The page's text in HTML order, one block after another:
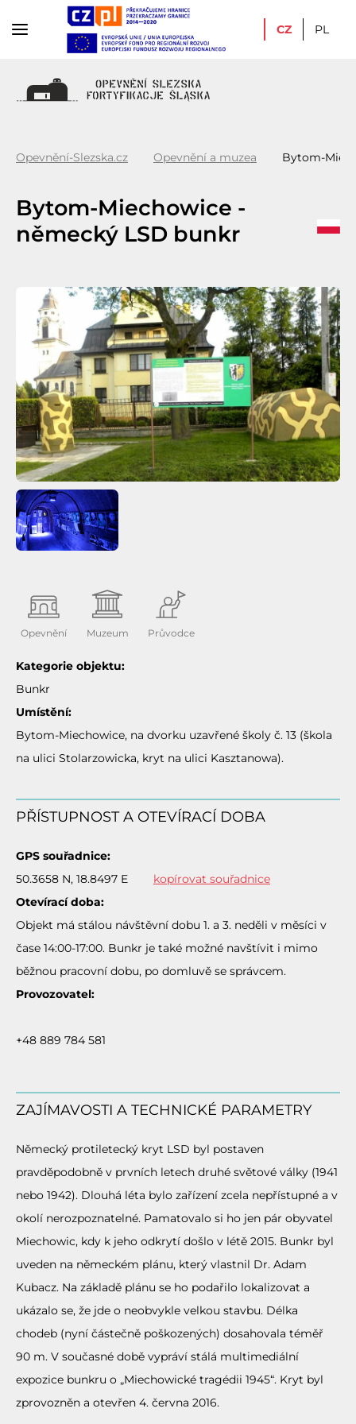
CZ PL
Opevnění-Slezska.cz Opevnění a muzea Bytom-
Bytom-Miechowice -
německý LSD bunkr
Opevnění Muzeum Průvodce
Kategorie objektu:
Bunkr
Umístění:
Bytom-Miechowice, na dvorku uzavřené školy č. 13 (škola
na ulici Stolarzowicka, kryt na ulici Kasztanowa).
PŘÍSTUPNOST A OTEVÍRACÍ DOBA
GPS souřadnice:
50.3658 N, 18.8497 E
kopírovat souřadnice
Otevírací doba:
Objekt má stálou návštěvní dobu 1. a 3. neděli v měsíci v
čase 14:00-17:00. Bunkr je také možné navštívit i mimo
běžnou pracovní dobu, po domluvě se správcem.
Provozovatel:
+48 889 784 581
ZAJÍMAVOSTI A TECHNICKÉ PARAMETRY
Německý protiletecký kryt LSD byl postaven
pravděpodobně v prvních letech druhé světové války (1941
nebo 1942). Dlouhá léta bylo zařízení zcela nepřístupné a v
okolí nerozpoznatelné. Pamatovalo si ho jen pár obyvatel
Miechowic, kdy k jeho odkrytí došlo v létě 2015. Bunkr byl
uveden na německém plánu, který vlastnil Dr. Adam
Kubacz. Na základě plánu se ho podařilo lokalizovat a
ukázalo se, že jde o neobvykle velkou stavbu. Délka
chodeb (nyní částečně poškozených) dosahovala téměř
90 m. V současné době vypráví stálá multimediální
expozice bunkru o „Miechowické tragédii 1945“. Kryt byl
zprovozněn a otevřen 4. června 2016.